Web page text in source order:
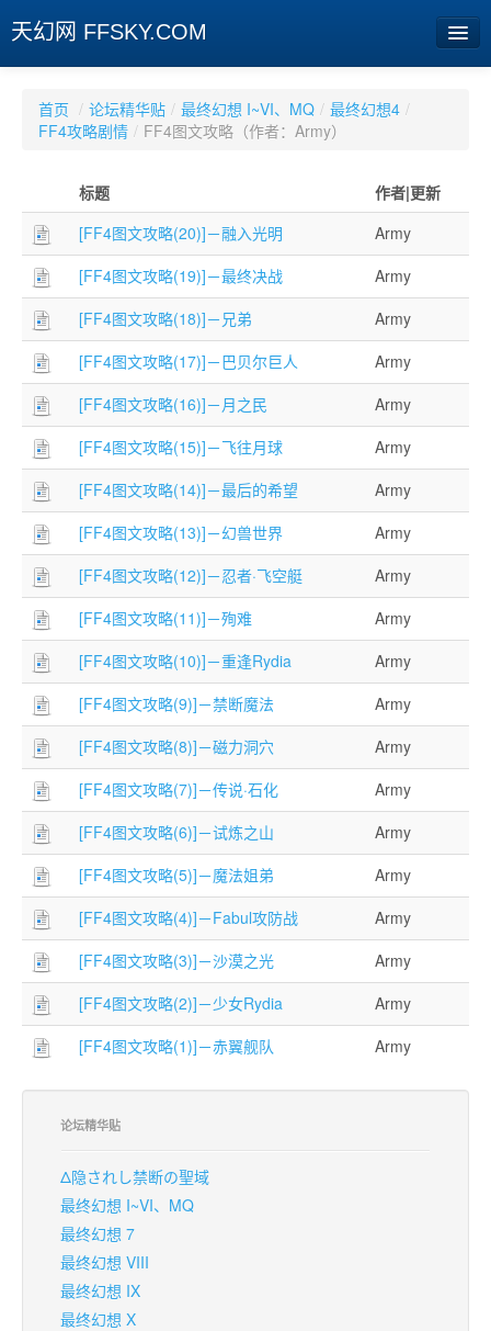
天幻网 FFSKY.COM
娱乐
专题
相册
社区
旧版临时
[登陆] [注册]
首页 / 论坛精华贴 / 最终幻想 I~VI、MQ / 最终幻想4 /
FF4攻略剧情 / FF4图文攻略（作者：Army）
标题
作者|更新
[FF4图文攻略(20)]－融入光明
Army
[FF4图文攻略(19)]－最终决战
Army
[FF4图文攻略(18)]－兄弟
Army
[FF4图文攻略(17)]－巴贝尔巨人
Army
[FF4图文攻略(16)]－月之民
Army
[FF4图文攻略(15)]－飞往月球
Army
[FF4图文攻略(14)]－最后的希望
Army
[FF4图文攻略(13)]－幻兽世界
Army
[FF4图文攻略(12)]－忍者·飞空艇
Army
[FF4图文攻略(11)]－殉难
Army
[FF4图文攻略(10)]－重逢Rydia
Army
[FF4图文攻略(9)]－禁断魔法
Army
[FF4图文攻略(8)]－磁力洞穴
Army
[FF4图文攻略(7)]－传说·石化
Army
[FF4图文攻略(6)]－试炼之山
Army
[FF4图文攻略(5)]－魔法姐弟
Army
[FF4图文攻略(4)]－Fabul攻防战
Army
[FF4图文攻略(3)]－沙漠之光
Army
[FF4图文攻略(2)]－少女Rydia
Army
[FF4图文攻略(1)]－赤翼舰队
Army
论坛精华贴
Δ隐されし禁断の聖域
最终幻想 I~VI、MQ
最终幻想 7
最终幻想 VIII
最终幻想 IX
最终幻想 X